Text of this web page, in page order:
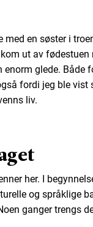
en søster i
ut av
enorm glede. Både
fordi jeg ble
liv.
her. I
og språklige
ganger trengs